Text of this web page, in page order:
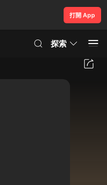
打開 App
探索